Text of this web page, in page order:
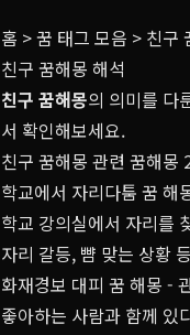
홈 >꿈 태그 모음 > 친구
친구 꿈해몽 해석
친구 꿈해몽의 의미를 다
서 확인해보세요.
친구 꿈해몽 관련 꿈해몽
학교에서 자리다툼 꿈 해
학교 강의실에서 자리를
자리 갈등, 뺨 맞는 상황
화재경보 대피 꿈 해몽 -
좋아하는 사람과 함께 있